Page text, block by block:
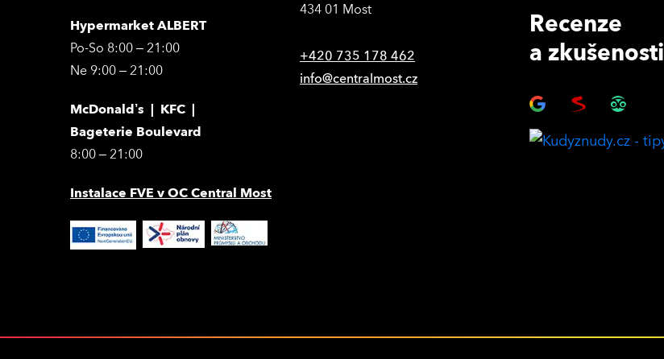
Hypermarket ALBERT
Po-So 8:00 – 21:00
Ne 9:00 – 21:00
McDonald’s | KFC |
Bageterie Boulevard
8:00 – 21:00
Instalace FVE v OC Central Most
434 01 Most
+420 735 178 462
info@centralmost.cz
Recenze
a zkušenosti